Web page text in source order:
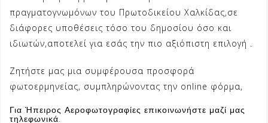
πραγματογνωμόνων του Πρωτοδικείου Χαλκίδας,σε
διάφορες υποθέσεις τόσο του δημοσίου όσο και
ιδιωτών,αποτελεί για εσάς την πιο αξιόπιστη επιλογή .
Ζητήστε μας μια συμφέρουσα προσφορά
φωτοερμηνείας, συμπληρώνοντας την online φόρμα,
Για Ήπειρος Αεροφωτογραφίες επικοινωνήστε μαζί μας
τηλεφωνικά.